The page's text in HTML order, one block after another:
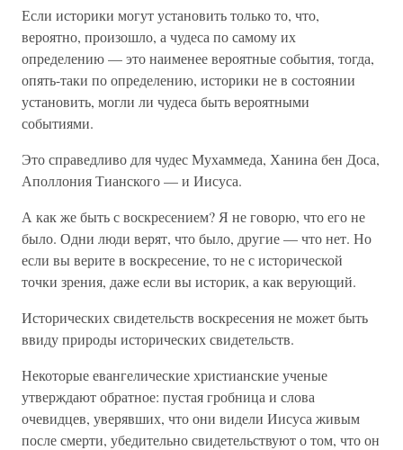
Если историки могут установить только то, что,
вероятно, произошло, а чудеса по самому их
определению — это наименее вероятные события, тогда,
опять-таки по определению, историки не в состоянии
установить, могли ли чудеса быть вероятными
событиями.
Это справедливо для чудес Мухаммеда, Ханина бен Доса,
Аполлония Тианского — и Иисуса.
А как же быть с воскресением? Я не говорю, что его не
было. Одни люди верят, что было, другие — что нет. Но
если вы верите в воскресение, то не с исторической
точки зрения, даже если вы историк, а как верующий.
Исторических свидетельств воскресения не может быть
ввиду природы исторических свидетельств.
Некоторые евангелические христианские ученые
утверждают обратное: пустая гробница и слова
очевидцев, уверявших, что они видели Иисуса живым
после смерти, убедительно свидетельствуют о том, что он